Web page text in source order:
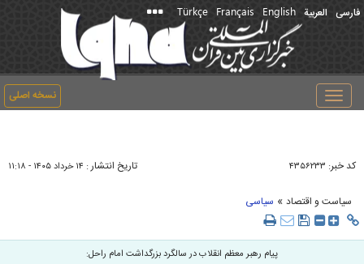
فارسی العربیة English
Français
Türkçe
نسخه اصلی
Toggle
navigation
کد خبر: ۴۳۵۶۲۳۳ تاریخ انتشار : ۱۴ خرداد ۱۴۰۵ - ۱۱:۱۸
سیاست و اقتصاد » سیاسی
پیام رهبر معظم انقلاب در سالگرد بزرگداشت امام راحل: